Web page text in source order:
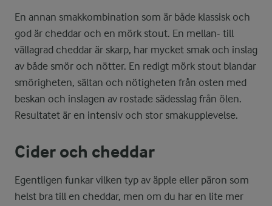
En annan smakkombination som är både klassisk och
god är cheddar och en mörk stout. En mellan- till
vällagrad cheddar är skarp, har mycket smak och inslag
av både smör och nötter. En redigt mörk stout blandar
smörigheten, sältan och nötigheten från osten med
beskan och inslagen av rostade sädesslag från ölen.
Resultatet är en intensiv och stor smakupplevelse.
Cider och cheddar
Egentligen funkar vilken typ av äpple eller päron som
helst bra till en cheddar, men om du har en lite mer